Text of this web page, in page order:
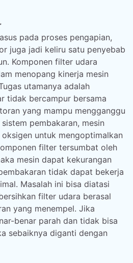
pada proses pengapian,
juga jadi keliru satu penyebab
Komponen filter udara
menopang kinerja mesin
utamanya adalah
tidak bercampur bersama
yang mampu mengganggu
pembakaran, mesin
untuk mengoptimalkan
filter tersumbat oleh
mesin dapat kekurangan
tidak dapat bekerja
Masalah ini bisa diatasi
filter udara berasal
yang menempel. Jika
benar parah dan tidak bisa
sebaiknya diganti dengan